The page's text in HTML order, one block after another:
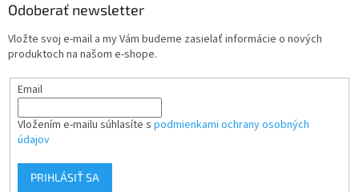
Odoberať newsletter
Vložte svoj e-mail a my Vám budeme zasielať informácie o nových
produktoch na našom e-shope.
Email
Vložením e-mailu súhlasíte s podmienkami ochrany osobných
údajov
PRIHLÁSIŤ SA